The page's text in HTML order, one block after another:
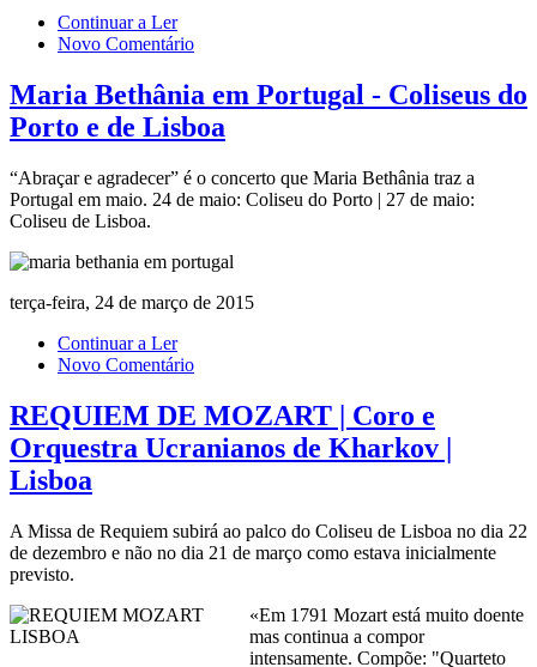
Continuar a Ler
Novo Comentário
Maria Bethânia em Portugal - Coliseus do
Porto e de Lisboa
“Abraçar e agradecer” é o concerto que Maria Bethânia traz a
Portugal em maio. 24 de maio: Coliseu do Porto | 27 de maio:
Coliseu de Lisboa.
terça-feira, 24 de março de 2015
Continuar a Ler
Novo Comentário
REQUIEM DE MOZART | Coro e
Orquestra Ucranianos de Kharkov |
Lisboa
A Missa de Requiem subirá ao palco do Coliseu de Lisboa no dia 22
de dezembro e não no dia 21 de março como estava inicialmente
previsto.
«Em 1791 Mozart está muito doente
mas continua a compor
intensamente. Compõe: "Quarteto